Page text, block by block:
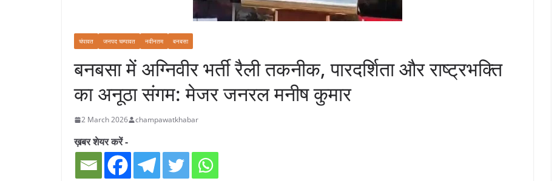
चंपावत जनपद चम्पावत नवीनतम बनबसा
बनबसा में अग्निवीर भर्ती रैली तकनीक, पारदर्शिता और राष्ट्रभक्ति
का अनूठा संगम: मेजर जनरल मनीष कुमार
2 March 2026 champawatkhabar
ख़बर शेयर करें -